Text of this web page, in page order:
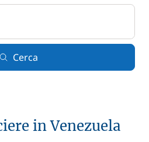
Cerca
in Venezuela